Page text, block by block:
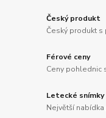
Český produkt
Český produkt s
Férové ceny
Ceny pohlednic
Letecké snímky
Největší